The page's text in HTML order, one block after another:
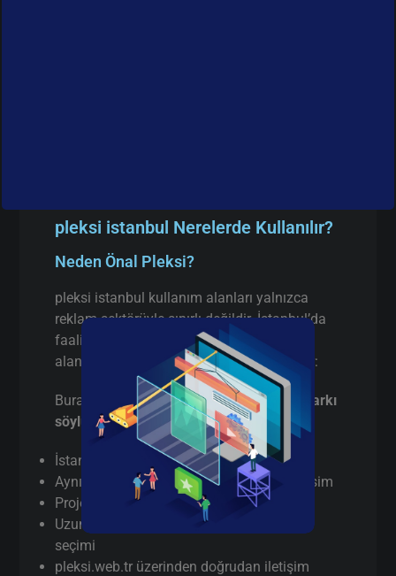
pleksi istanbul Nerelerde Kullanılır?
Neden Önal Pleksi?
pleksi istanbul kullanım alanları yalnızca
reklam sektörüyle sınırlı değildir. İstanbul’da
faaliyet gösteren birçok firma aşağıdaki
alanlarda pleksi istanbul tercih etmektedir:
Burada pazarlama yapmıyorum,gerçek farkı
söylüyorum:
İstanbul’da gerçek üretici(aracı değil)
Aynı gün / hızlı terminli pleksi istanbul kesim
Proje bazlı teknik destek
Uzun vadeli kullanım için doğru malzeme
seçimi
pleksi.web.tr üzerinden doğrudan iletişim